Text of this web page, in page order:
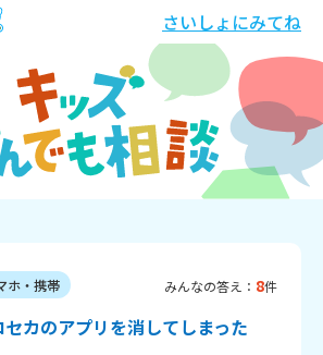
さいしょにみてね
ホ・携帯 みんなの答え： 8件
セカのアプリを消してしまった